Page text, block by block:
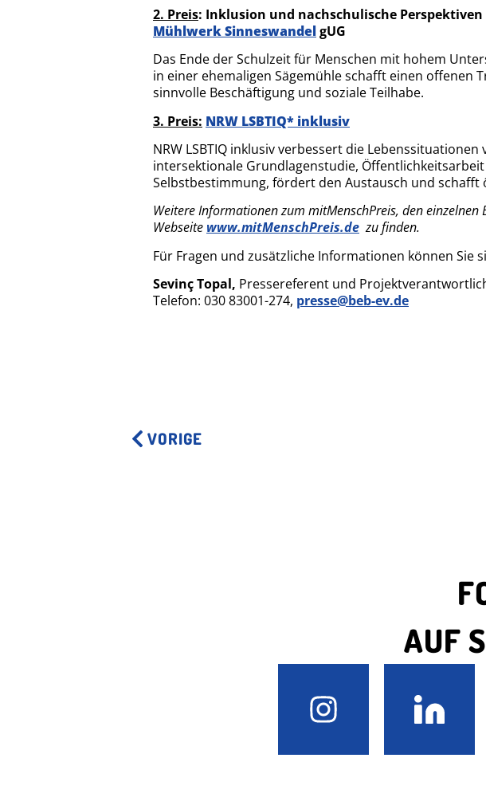
2. Preis: Inklusion und nachschulische
Mühlwerk SinneswandelgUG
Das Ende der Schulzeit für Menschen mit hohem
in einer ehemaligen Sägemühle schafft einen offenen
sinnvolle Beschäftigung und soziale Teilhabe.
3. Preis: NRW LSBTIQ* inklusiv
NRW LSBTIQ inklusiv verbessert die
intersektionale Grundlagenstudie,
Selbstbestimmung, fördert den Austausch und
Weitere Informationen zum mitMenschPreis, den
Webseite www.mitMenschPreis.de zu finden.
Für Fragen und zusätzliche Informationen können Sie
Sevinç Topal, Pressereferent und
Telefon: 030 83001-274, presse@beb-ev.de
VORIGE
AUF